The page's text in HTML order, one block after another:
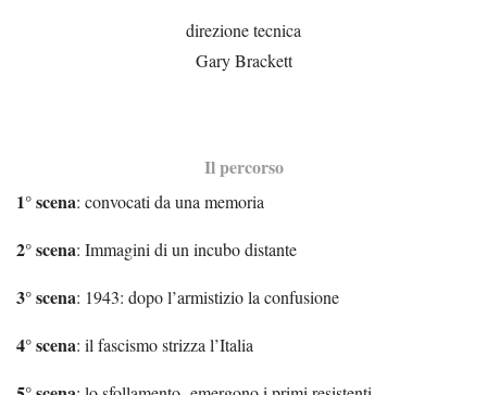
direzione tecnica
Gary Brackett
Il percorso
1° scena: convocati da una memoria
2° scena: Immagini di un incubo distante
3° scena: 1943: dopo l’armistizio la confusione
4° scena: il fascismo strizza l’Italia